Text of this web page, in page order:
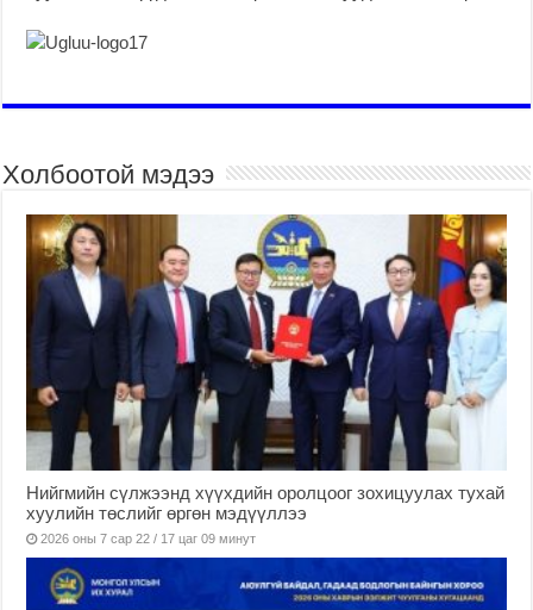
Холбоотой мэдээ
Нийгмийн сүлжээнд хүүхдийн оролцоог зохицуулах тухай
хуулийн төслийг өргөн мэдүүллээ
2026 оны 7 сар 22 / 17 цаг 09 минут